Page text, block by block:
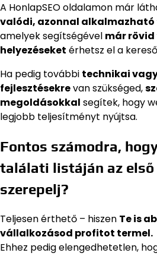
A HonlapSEO oldalamon már
valódi, azonnal
amelyek segítségével már rövid
helyezéseket érhetsz el a
Ha pedig további technikai
fejlesztésekrevan szükséged,
megoldásokkal segítek, hogy
legjobb teljesítményt nyújtsa.
Fontos számodra,
találati listáján az első
szerepelj?
Teljesen érthető – hiszen Te is
vállalkozásod profitot termel.
Ehhez pedig elengedhetetlen,